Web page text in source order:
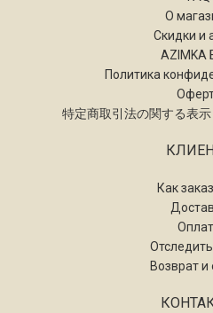
О
Скидки и
AZIMKA
Политика
特定商取引法の関する表
Как
Возврат и